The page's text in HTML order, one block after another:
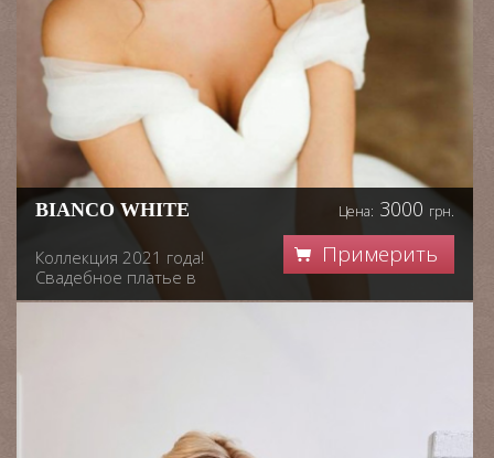
BIANCO WHITE
Коллекция 2021 года!
Свадебное платье в
белом цвете. На
Цена: 3000 грн.
Примерить